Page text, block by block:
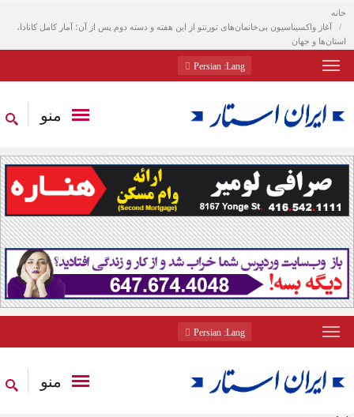
خانه
آغاز واکسیناسیون بی‌خانمان‌های تورنتو از این هفته و دسته دوم پس از آن؛ آمار کامل کانادا،
استان‌ها و جهان
Lang
: Persian
منو
Lang
: Persian
منو